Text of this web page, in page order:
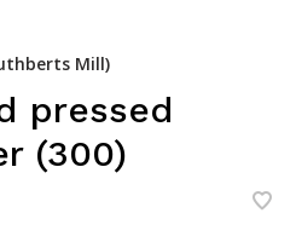
Mill)
pressed
(300)